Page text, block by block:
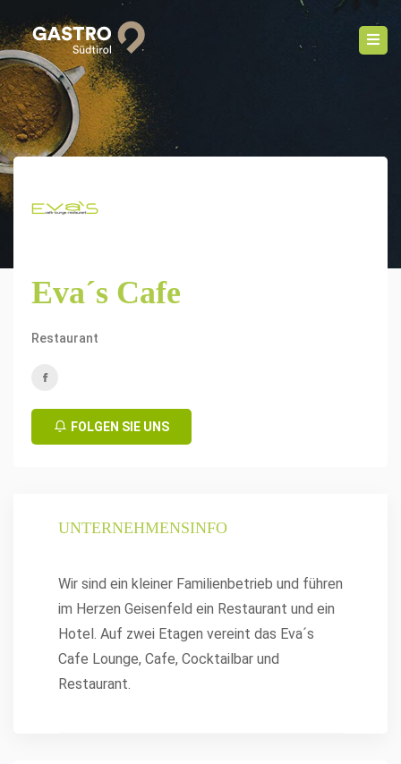
Eva´s Cafe
Restaurant
FOLGEN SIE UNS
UNTERNEHMENSINFO
Wir sind ein kleiner Familienbetrieb und führen
im Herzen Geisenfeld ein Restaurant und ein
Hotel. Auf zwei Etagen vereint das Eva´s
Cafe Lounge, Cafe, Cocktailbar und
Restaurant.